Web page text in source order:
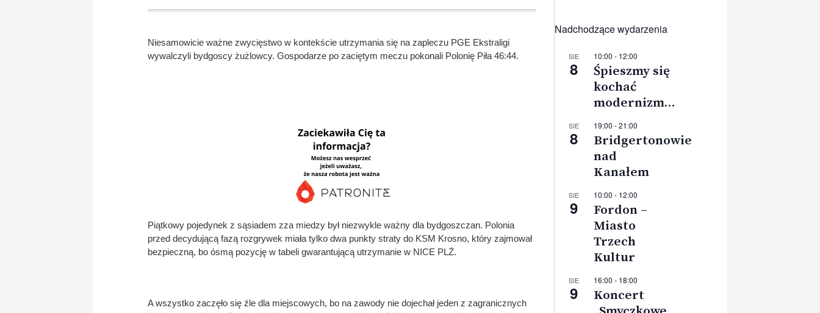
Niesamowicie ważne zwycięstwo w kontekście utrzymania się na zapleczu PGE Ekstraligi
wywalczyli bydgoscy żużlowcy. Gospodarze po zaciętym meczu pokonali Polonię Piła 46:44.
Piątkowy pojedynek z sąsiadem zza miedzy był niezwykle ważny dla bydgoszczan. Polonia
przed decydującą fazą rozgrywek miała tylko dwa punkty straty do KSM Krosno, który zajmował
bezpieczną, bo ósmą pozycję w tabeli gwarantującą utrzymanie w NICE PLŻ.
A wszystko zaczęło się źle dla miejscowych, bo na zawody nie dojechał jeden z zagranicznych
Nadchodzące wydarzenia
SIE
8
10:00 - 12:00
Śpieszmy się
kochać
modernizm…
SIE
8
19:00 -21:00
Bridgertonowie
nad
Kanałem
SIE
9
10:00 - 12:00
Fordon –
Miasto
Trzech
Kultur
SIE
9
16:00 - 18:00
Koncert